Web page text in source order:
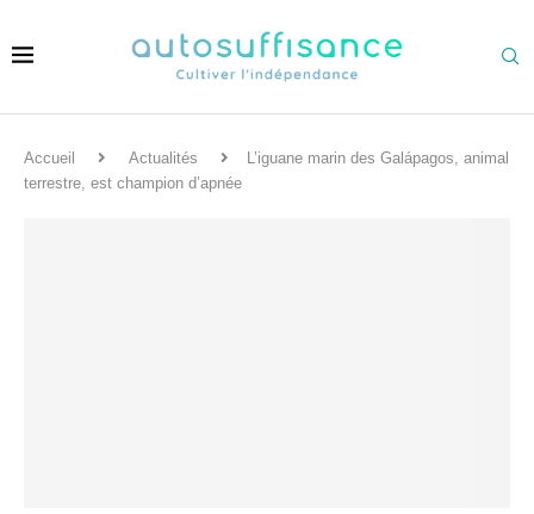
Accueil Actualités
L’iguane marin des Galápagos, animal
terrestre, est champion d’apnée